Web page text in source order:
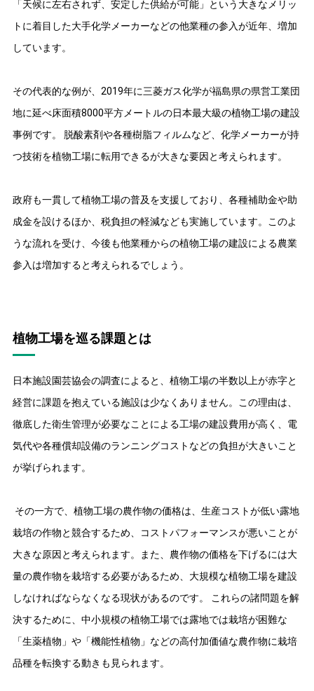
「天候に左右されず、安定した供給が可能」という大きなメリッ
トに着目した大手化学メーカーなどの他業種の参入が近年、増加
しています。
その代表的な例が、2019年に三菱ガス化学が福島県の県営工業団
地に延べ床面積8000平方メートルの日本最大級の植物工場の建設
事例です。 脱酸素剤や各種樹脂フィルムなど、化学メーカーが持
つ技術を植物工場に転用できるが大きな要因と考えられます。
政府も一貫して植物工場の普及を支援しており、各種補助金や助
成金を設けるほか、税負担の軽減なども実施しています。このよ
うな流れを受け、今後も他業種からの植物工場の建設による農業
参入は増加すると考えられるでしょう。
植物工場を巡る課題とは
日本施設園芸協会の調査によると、植物工場の半数以上が赤字と
経営に課題を抱えている施設は少なくありません。この理由は、
徹底した衛生管理が必要なことによる工場の建設費用が高く、電
気代や各種償却設備のランニングコストなどの負担が大きいこと
が挙げられます。
その一方で、植物工場の農作物の価格は、生産コストが低い露地
栽培の作物と競合するため、コストパフォーマンスが悪いことが
大きな原因と考えられます。また、農作物の価格を下げるには大
量の農作物を栽培する必要があるため、大規模な植物工場を建設
しなければならなくなる現状があるのです。 これらの諸問題を解
決するために、中小規模の植物工場では露地では栽培が困難な
「生薬植物」や「機能性植物」などの高付加価値な農作物に栽培
品種を転換する動きも見られます。